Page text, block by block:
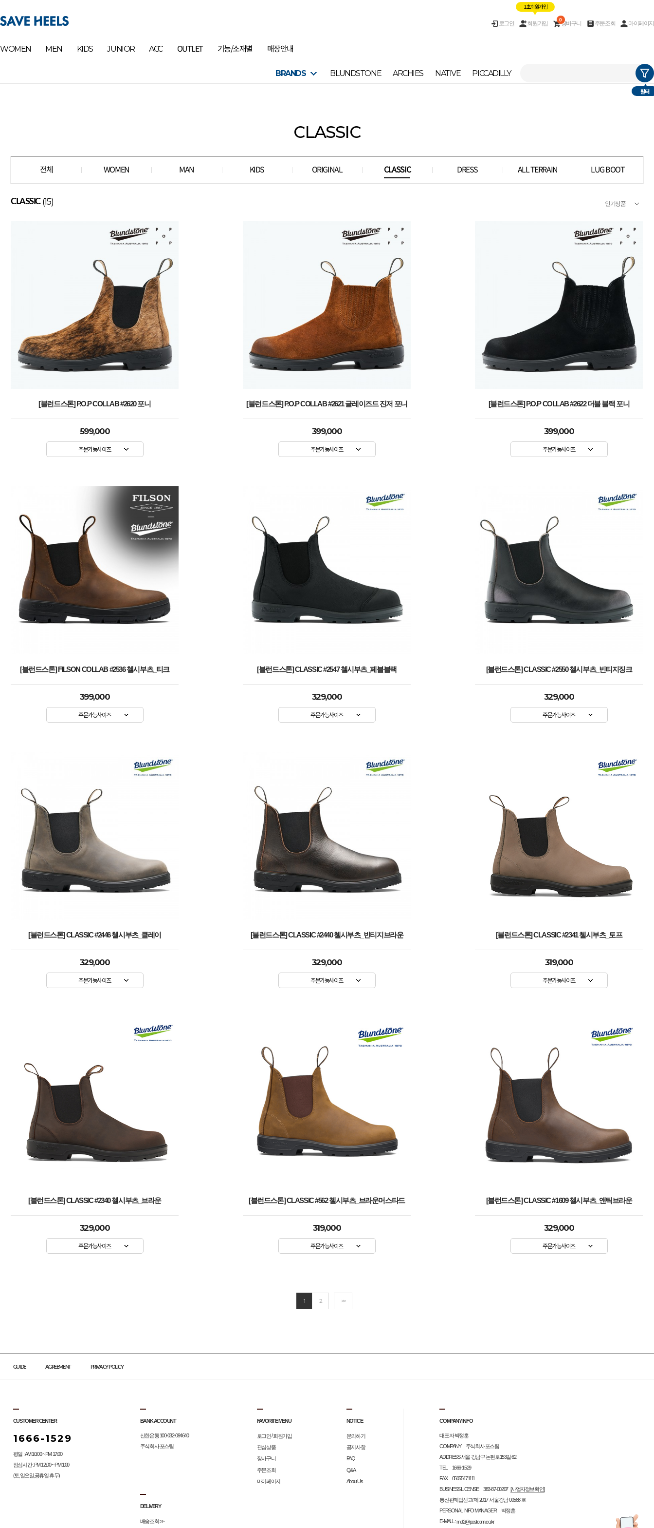
로그인 회원가입
1초 회원가입
장바구니
0
주문조회 마이페이지
WOMEN MEN KIDS JUNIOR ACC OUTLET 기능/소재별 매장안내
BRANDS BLUNDSTONE ARCHIES NATIVE PICCADILLY
필터
CLASSIC
전체 WOMEN MAN KIDS ORIGINAL CLASSIC DRESS ALL TERRAIN LUG BOOT
CLASSIC (15)
[블런드스톤] P.O.P COLLAB #2620 포니
599,000
주문가능사이즈
[블런드스톤] P.O.P COLLAB #2621 글레이즈드 진저 포니
399,000
주문가능사이즈
[블런드스톤] P.O.P COLLAB #2622 더블 블랙 포니
399,000
주문가능사이즈
[블런드스톤] FILSON COLLAB #2536 첼시부츠_티크
399,000
주문가능사이즈
[블런드스톤] CLASSIC #2547 첼시부츠_페블블랙
329,000
주문가능사이즈
[블런드스톤] CLASSIC #2550 첼시부츠_빈티지징크
329,000
주문가능사이즈
[블런드스톤] CLASSIC #2446 첼시부츠_클레이
329,000
주문가능사이즈
[블런드스톤] CLASSIC #2440 첼시부츠_빈티지브라운
329,000
주문가능사이즈
[블런드스톤] CLASSIC #2341 첼시부츠_토프
319,000
주문가능사이즈
[블런드스톤] CLASSIC #2340 첼시부츠_브라운
329,000
주문가능사이즈
[블런드스톤] CLASSIC #562 첼시부츠_브라운머스타드
319,000
주문가능사이즈
[블런드스톤] CLASSIC #1609 첼시부츠_앤틱브라운
329,000
주문가능사이즈
1 2 >>
GUIDE AGREEMENT PRIVACY POLICY
CUSTOMER CENTER
1666-1529
평일 : AM 10:00 ~ PM 17:00
점심시간 : PM 12:00 ~ PM 1:00
(토,일요일,공휴일 휴무)
BANK ACCOUNT
신한은행 100-032-094640
주식회사 포스팀
DELIVERY
배송조회 >>
FAVORITE MENU
로그인 /회원가입
관심상품
장바구니
주문조회
마이페이지
NOTICE
문의하기
공지사항
FAQ
Q&A
About Us
COMPANY INFO
대표자 박정훈
COMPANY 주식회사 포스팀
ADDRESS 서울 강남구 논현로153길 62
TEL 1666-1529
FAX 05055471111
BUSINESS LICENSE 383-87-00207 [사업자정보확인]
통신판매업신고/ 제 2017-서울강남-00588 호
PERSONAL INFO MANAGER 박정훈
E-MALL :md2@posteam.co.kr